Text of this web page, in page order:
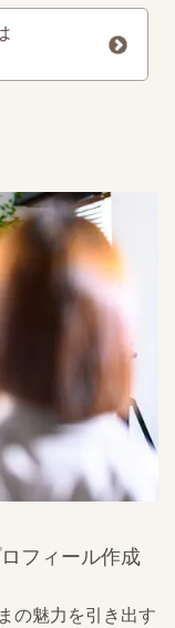
フィール作成
の魅力を引き出す